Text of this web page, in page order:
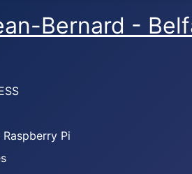
Bernard -
Pi